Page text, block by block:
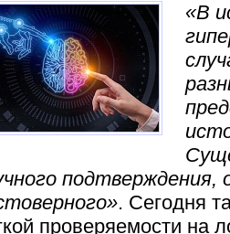
«В
подтверждения,
. Сегодня
проверяемости